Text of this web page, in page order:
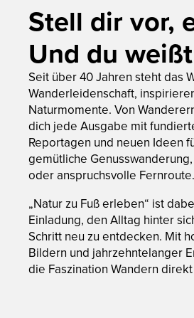
Stell dir vor,
Und du
Seit über 40 Jahren steht das
Wanderleidenschaft,
Naturmomente. Von
dich jede Ausgabe mit
Reportagen und neuen Ideen
gemütliche
oder anspruchsvolle Fernroute.
„Natur zu Fuß erleben“ ist
Einladung, den Alltag hinter
Schritt neu zu entdecken. Mit
Bildern und jahrzehntelanger
die Faszination Wandern